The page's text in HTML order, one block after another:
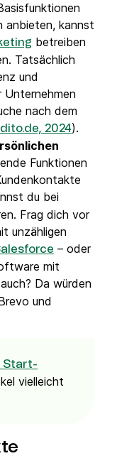
anbieten, kannst
betreiben
Tatsächlich
und
nach dem
2024).
Funktionen
du bei
Frag dich vor
unzähligen
– oder
mit
auch? Da würden
und
Start-
vielleicht